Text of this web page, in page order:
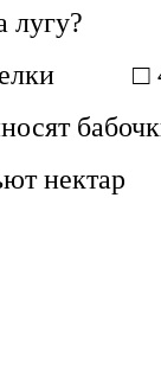
лугу?
белки □
пьют